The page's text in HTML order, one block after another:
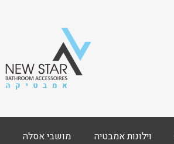
וילונות אמבטיה מושבי אסלה